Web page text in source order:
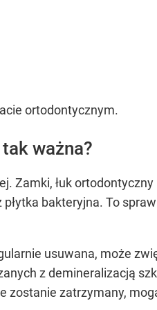
ortodontycznym.
ważna?
Zamki, łuk
bakteryjna. To
usuwana, może
z demineralizacją
zostanie zatrzymany,